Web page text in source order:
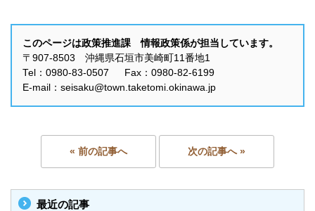
このページは政策推進課 情報政策係が担当しています。
〒907-8503 沖縄県石垣市美崎町11番地1
Tel：0980-83-0507 Fax：0980-82-6199
E-mail：seisaku@town.taketomi.okinawa.jp
« 前の記事へ 次の記事へ »
最近の記事